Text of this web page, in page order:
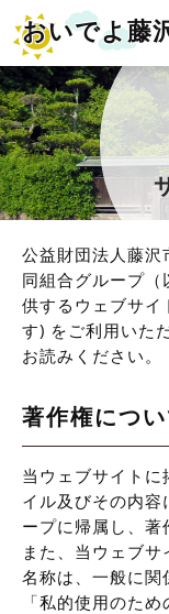
おいでよ藤
公益財団法人藤沢
同組合グループ
供するウェブサイ
す) をご利用いた
お読みください。
著作権につ
当ウェブサイト
イル及びその内
ープに帰属し、著
また、当ウェブ
名称は、一般に関
「私的使用のた